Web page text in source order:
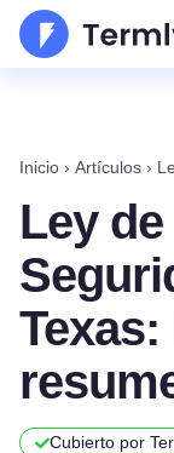
Inicio › Artículos ›
Ley
Cubierto por